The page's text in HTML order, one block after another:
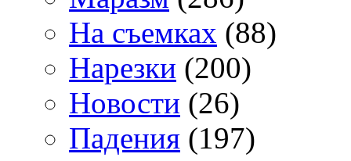
На съемках (88)
Нарезки (200)
Новости (26)
Падения (197)